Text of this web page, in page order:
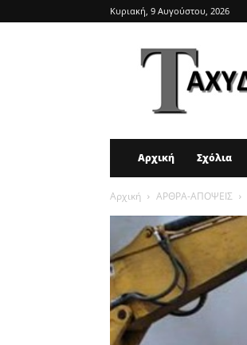
Κυριακή, 9 Αυγούστου, 2026
ΤΑΧΥΔΡΟΜΟΣ
Αρχική Σχόλια
Αρχική ΑΡΘΡΑ-ΑΠΟΨΕΙΣ